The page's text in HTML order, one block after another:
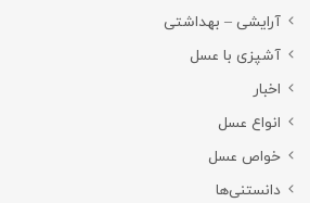
آرایشی – بهداشتی
آشپزی با عسل
اخبار
انواع عسل
خواص عسل
دانستنی‌ها